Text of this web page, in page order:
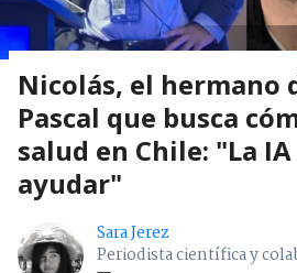
Nicolás, el hermano
Pascal que busca
salud en Chile: "La
ayudar"
Sara Jerez
Periodista científica y